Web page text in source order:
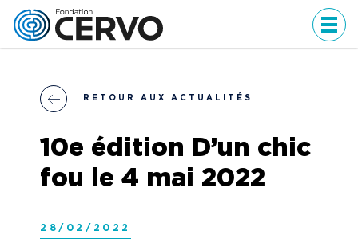
RETOUR AUX ACTUALITÉS
10e édition D’un chic
fou le 4 mai 2022
28/02/2022